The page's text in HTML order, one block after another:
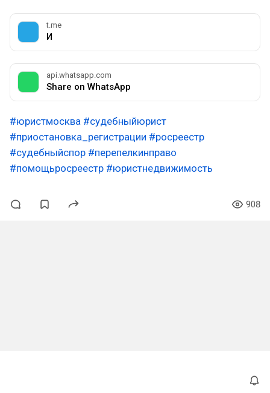
t.me
И
api.whatsapp.com
Share on WhatsApp
#юристмосква #судебныйюрист
#приостановка_регистрации #росреестр
#судебныйспор #перепелкинправо
#помощьросреестр #юристнедвижимость
908